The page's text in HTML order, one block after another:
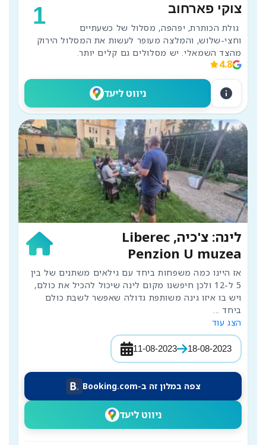
1 צוקי פארחוב
מהצד השמאלי. יש מסלולים גם קלים יותר.
4.8
ניווט ליעד info
לינה: צ'כיה, Liberec
Penzion U muzea
ביחד ...
הצג עוד
11-08-2023 18-08-2023
צפה במלון זה ב-Booking.com
ניווט ליעד